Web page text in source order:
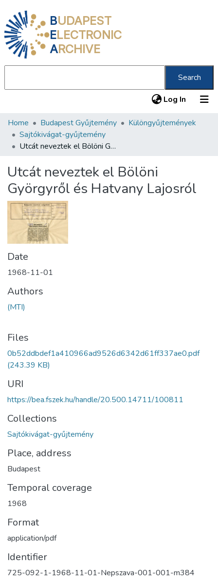
BUDAPEST
ELECTRONIC
ARCHIVE
Search
Log In (current)
Communities & Collections
All of DSpace
About us
Home Budapest Gyűjtemény
Különgyűjtemények
Sajtókivágat-gyűjtemény
Utcát neveztek el Bölöni Györgyről és Hatvany Lajosról
Utcát neveztek el Bölöni
Györgyről és Hatvany Lajosról
Date
1968-11-01
Authors
(MTI)
Files
0b52ddbdef1a410966ad9526d6342d61ff337ae0.pdf
(243.39 KB)
URI
https://bea.fszek.hu/handle/20.500.14711/100811
Collections
Sajtókivágat-gyűjtemény
Place, address
Budapest
Temporal coverage
1968
Format
application/pdf
Identifier
725-092-1-1968-11-01-Nepszava-001-001-m384